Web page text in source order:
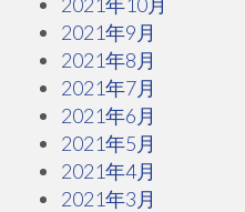
2021年9月
2021年8月
2021年7月
2021年6月
2021年5月
2021年4月
2021年3月